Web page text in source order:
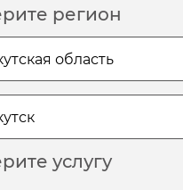
регион
услугу